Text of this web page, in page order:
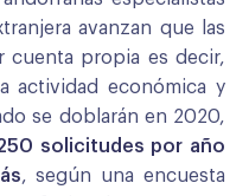
avanzan que las
cuenta propia es decir,
actividad económica y
se doblarán en 2020,
solicitudes por año
, según una encuesta